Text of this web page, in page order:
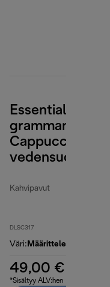
Essential-
gramman
Cappuccino-
Kahvipavut
DLSC317
Väri: Määrittelemätön
49,00 €
*Sisältyy ALV:hen